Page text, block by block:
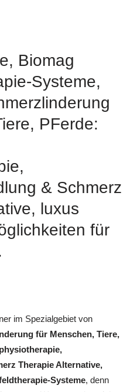
Biomag
Systeme,
PFerde:
& Schmerz
luxus
für
im Spezialgebiet von
für Menschen, Tiere,
Therapie Alternative,
Systeme, denn